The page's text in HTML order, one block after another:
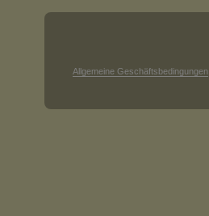
Allgemeine Geschäftsbedingungen